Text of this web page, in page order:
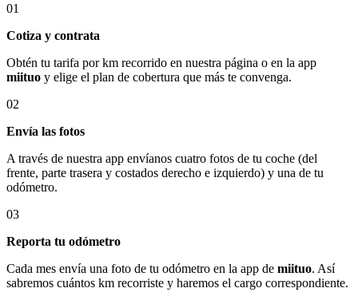
01
Cotiza y contrata
Obtén tu tarifa por km recorrido en nuestra página o en la app
miituo y elige el plan de cobertura que más te convenga.
02
Envía las fotos
A través de nuestra app envíanos cuatro fotos de tu coche (del
frente, parte trasera y costados derecho e izquierdo) y una de tu
odómetro.
03
Reporta tu odómetro
Cada mes envía una foto de tu odómetro en la app de miituo. Así
sabremos cuántos km recorriste y haremos el cargo correspondiente.